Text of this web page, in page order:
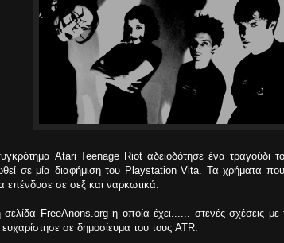
Atari Teenage Riot αδειοδότησε ένα τραγούδι
σε μία διαφήμιση του Playstation Vita. Τα χρήματα
επένδυσε σε σεξ και ναρκωτικά.
FreeAnons.orgη οποία έχει...... στενές σχέσεις
σε δημοσίευμα του τους ATR.